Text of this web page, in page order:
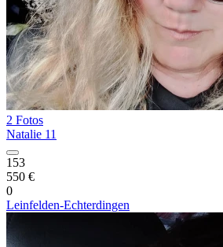
2 Fotos
Natalie 11
153
550 €
0
Leinfelden-Echterdingen